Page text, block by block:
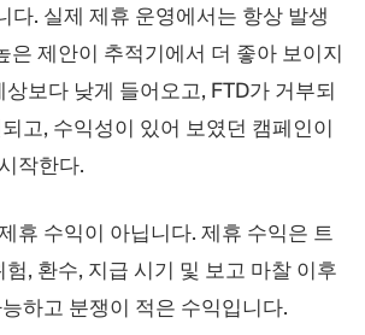
다. 실제 제휴 운영에서는 항상 발생
은 제안이 추적기에서 더 좋아 보이지
보다 낮게 들어오고, FTD가 거부되
고, 수익성이 있어 보였던 캠페인이
작한다.
휴 수익이 아닙니다. 제휴 수익은 트
, 환수, 지급 시기 및 보고 마찰 이후
하고 분쟁이 적은 수익입니다.
더보기
회사 소개
팀
이벤트
통계
지속가능성